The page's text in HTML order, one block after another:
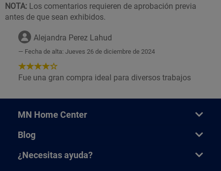
NOTA: Los comentarios requieren de aprobación previa
antes de que sean exhibidos.
Alejandra Perez Lahud
Fecha de alta: Jueves 26 de diciembre de 2024
4
de
Estrellas!
Fue una gran compra ideal para diversos trabajos
MN Home Center
Blog
¿Necesitas ayuda?